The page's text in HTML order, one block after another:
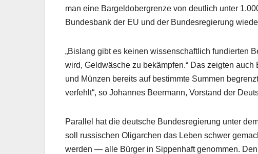
man eine Bargeldobergrenze von deutlich unter
Bundesbank der EU und der Bundesregierung
„Bislang gibt es keinen wissenschaftlich fundierten
wird, Geldwäsche zu bekämpfen.“ Das zeigten
und Münzen bereits auf bestimmte Summen
verfehlt“, so Johannes Beermann, Vorstand der
Parallel hat die deutsche Bundesregierung unter
soll russischen Oligarchen das Leben schwer
werden — alle Bürger in Sippenhaft genommen.